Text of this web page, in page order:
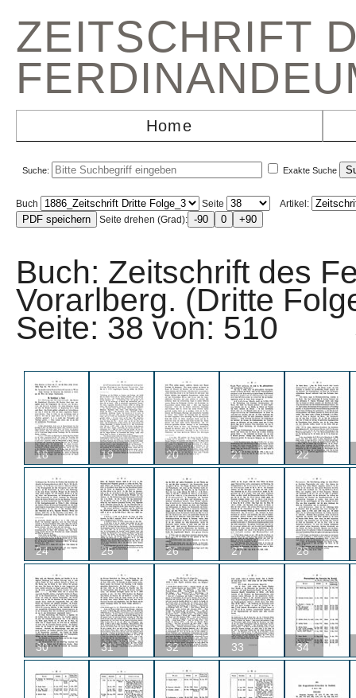
ZEITSCHRIFT
Home
Suche: Exakte Suche
Buch Seite
Artikel:
Seite drehen (Grad):
Buch: Zeitschrift des
Vorarlberg. (Dritte
Seite: 38 von: 510
18 19 20 21 22
24 25 26 27 28
30 31 32 33 34